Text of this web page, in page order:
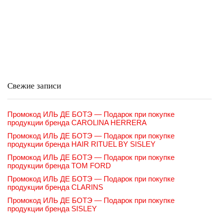
Свежие записи
Промокод ИЛЬ ДЕ БОТЭ — Подарок при покупке
продукции бренда CAROLINA HERRERA
Промокод ИЛЬ ДЕ БОТЭ — Подарок при покупке
продукции бренда HAIR RITUEL BY SISLEY
Промокод ИЛЬ ДЕ БОТЭ — Подарок при покупке
продукции бренда TOM FORD
Промокод ИЛЬ ДЕ БОТЭ — Подарок при покупке
продукции бренда CLARINS
Промокод ИЛЬ ДЕ БОТЭ — Подарок при покупке
продукции бренда SISLEY